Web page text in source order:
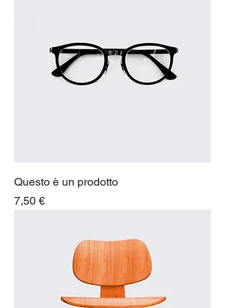
Questo è un prodotto
Prezzo
7,50 €